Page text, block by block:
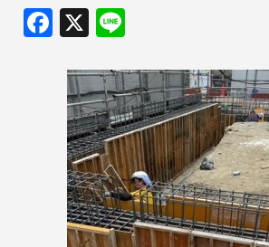
F
a
c
e
b
o
o
k
X
e